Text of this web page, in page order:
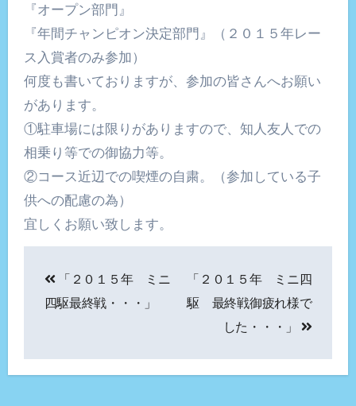
『オープン部門』
『年間チャンピオン決定部門』（２０１５年レー
ス入賞者のみ参加）
何度も書いておりますが、参加の皆さんへお願い
があります。
①駐車場には限りがありますので、知人友人での
相乗り等での御協力等。
②コース近辺での喫煙の自粛。（参加している子
供への配慮の為）
宜しくお願い致します。
稿
ビ
「２０１５年 ミニ
四駆最終戦・・・」
「２０１５年 ミニ四
駆 最終戦御疲れ様で
した・・・」